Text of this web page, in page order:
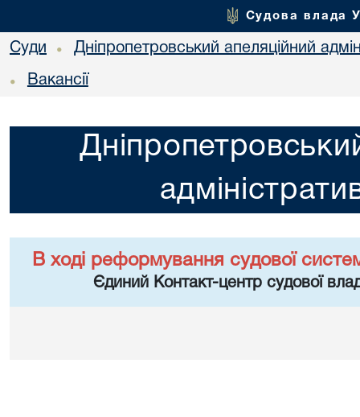
Судова влада
Суди • Дніпропетровський апеляційний
• Вакансії
В ході реформування судової
Єдиний Контакт-центр судової